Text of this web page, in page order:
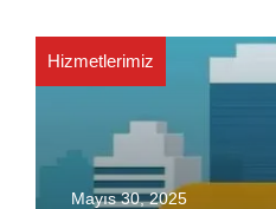
Hizmetlerimiz
Mayıs 30, 2025